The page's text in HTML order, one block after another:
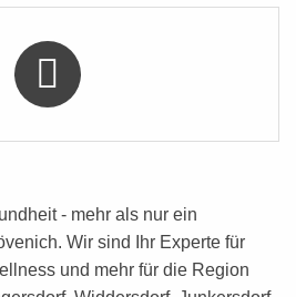
- mehr als nur ein
Wir sind Ihr Experte für
und mehr für die Region